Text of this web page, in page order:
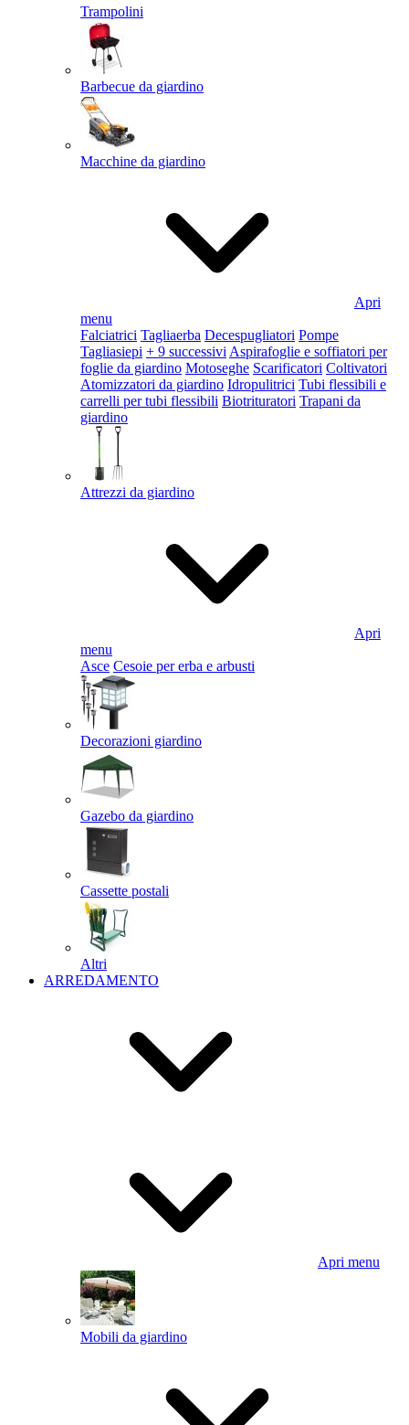
Trampolini
Barbecue da giardino
Macchine da giardino
Apri
menu
Falciatrici Tagliaerba Decespugliatori Pompe
Tagliasiepi + 9 successivi Aspirafoglie e soffiatori per
foglie da giardino Motoseghe Scarificatori Coltivatori
Atomizzatori da giardino Idropulitrici Tubi flessibili e
carrelli per tubi flessibili Biotrituratori Trapani da
giardino
Attrezzi da giardino
Apri
menu
Asce Cesoie per erba e arbusti
Decorazioni giardino
Gazebo da giardino
Cassette postali
Altri
ARREDAMENTO
Apri menu
Mobili da giardino